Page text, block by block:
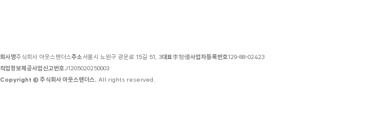
회사명주식회사 아웃스탠더스주소서울시 노원구 광운로 15길 51, 3대표李智優사업자등록번호129-88-02423
직업정보제공사업신고번호J1205020250003
Copyright © 주식회사 아웃스탠더스. All rights reserved.